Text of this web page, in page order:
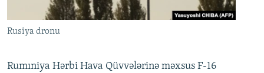
Rusiya dronu
Rumıniya Hərbi Hava Qüvvələrinə məxsus F-16